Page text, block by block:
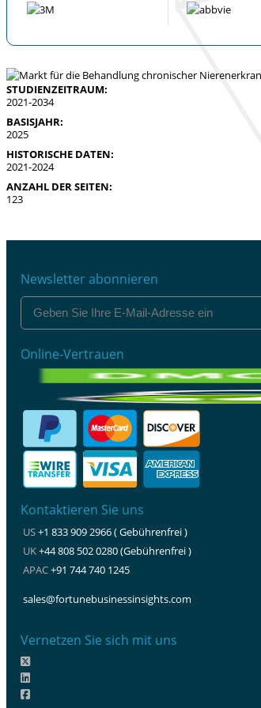
STUDIENZEITRAUM:
2021-2034
BASISJAHR:
2025
HISTORISCHE DATEN:
2021-2024
ANZAHL DER SEITEN:
123
Newsletter abonnieren
Online-Vertrauen
Kontaktieren Sie uns
US+1 833 909 2966 ( Gebührenfrei )
UK+44 808 502 0280 (Gebührenfrei )
APAC+91 744 740 1245
sales@fortunebusinessinsights.com
Vernetzen Sie sich mit uns